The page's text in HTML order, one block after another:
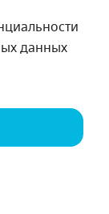
данных